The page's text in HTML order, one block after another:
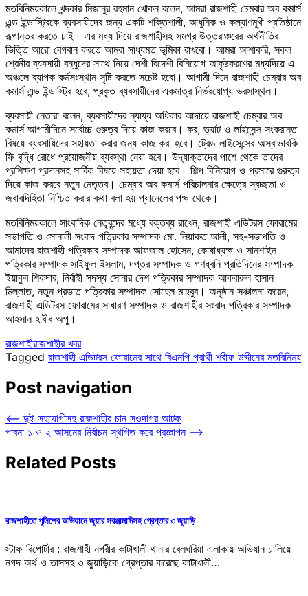
মতবিনিময়কালে খন্দকার মিজানুর রহমান খোকন বলেন, আমরা রাজশাহী চেম্বার অব কমার্স
এন্ড ইন্ডাস্ট্রিকে ব্যবসায়ীদের জন্য একটি শক্তিশালী, আধুনিক ও কল্যাণমূখী প্রতিষ্ঠানে
রূপান্তর করতে চাই। এর মধ্য দিয়ে রাজশাহীসহ সমগ্র উত্তরাঞ্চরের অর্থনীতির
ভিত্তি আরো বেগবান করতে আমরা সাধ্যমত ভূমিকা রাখবো। আমরা আশাকরি, সকল
শ্রেনীর ব্যবসায়ী বন্ধুদের সাথে নিয়ে দেশী বিদেশী বিনিয়োগ আকৃষ্টকরণের মধ্যদিয়ে এ
অঞ্চলে ব্যাপক কর্মসংস্থান সৃষ্টি করতে সচেষ্ট হবো। আগামী দিনে রাজশাহী চেম্বার অব
কমার্স এন্ড ইন্ডাস্ট্রি হবে, প্রকৃত ব্যবসায়ীদের একমাত্র নির্ভরযোগ্য ভরসাস্থল।
ব্যবসায়ী নেতারা বলেন, ব্যবসায়ীদের ন্যায্য অধিকার আদায়ে রাজশাহী চেম্বার অব
কমার্স আগামীদিনে সর্বোচ্চ গুরুত্ব দিয়ে কাজ করবে। কর, ভ্যাট ও লাইসেন্স সংক্রান্ত
বিষয়ে ব্যবসায়িদের সহায়তা করার জন্য কাজ করা হবে। ট্রেড লাইসেন্সের অস্বাভাবকি
ফি বৃদ্ধি রোধে প্রয়োজনীয় ব্যবস্থা নেয়া হবে। উদ্যাক্তাদের পাশে থেকে তাদের
প্রশিক্ষণ প্রদানসহ সার্বিক বিষয়ে সহায়তা দেয়া হবে। শিল্প বিনিয়োগ ও প্রসারে গুরুত্ব
দিয়ে কাজ করবে নতুন নেতৃত্ব। চেম্বার অব কমার্স পরিচালনার ক্ষেত্রে স্বচ্ছতা ও
জবাবদিহিতা নিশ্চিত করার কথা বলা হয় প্যানেলের পক্ষ থেকে।
মতবিনিময়কালে সাংবাদিক নেতৃবৃন্দের মধ্যে বক্তব্য রাখেন, রাজশাহী এডিটরস ফোরামের
সভাপতি ও সোনালী সংবাদ পত্রিকার সম্পাদক মো. লিয়াকত আলী, সহ-সভাপতি ও
আমাদের রাজশাহী পত্রিকার সম্পাদক আফজাল হোসেন, কোষাধ্যক্ষ ও সানশাইন
পত্রিকার সম্পাদক সাইফুল ইসলাম, দপ্তর সম্পাদক ও গণধ্বনি প্রতিদিনের সম্পাদক
ইয়াকুব শিকদার, নির্বাহী সদস্য সোনার দেশ পত্রিকার সম্পাদক আকবারুল হাসান
মিল্লাত, নতুন প্রভাত পত্রিকার সম্পাদক সোহেল মাহবুব। অনুষ্ঠান সঞ্চালনা করেন,
রাজশাহী এডিটরস ফোরামের সাধারণ সম্পাদক ও রাজশাহীর সংবাদ পত্রিকার সম্পাদক
আহসান হাবীব অপু।
রাজশাহীরাজশাহীর খবর
Tagged রাজশাহী এডিটরস ফোরামের সাথে বিএনপি প্রার্থী শরীফ উদ্দীনের মতবিনিময়
Post navigation
⟵ দুই সহযোগীসহ রাজশাহীর চান সওদাগর আটক
পাবনা ১ ও ২ আসনের নির্বাচন স্থগিত করে প্রজ্ঞাপন ⟶
Related Posts
রাজশাহীতে পুলিশের অভিযানে জুয়ার সরঞ্জামাদিসহ গ্রেপ্তার ৩ জুয়াড়ি
স্টাফ রিপোর্টার : রাজশাহী নগরীর কাটাখালী থানার বেলঘরিয়া এলাকায় অভিযান চালিয়ে
নগদ অর্থ ও তাসসহ ৩ জুয়াড়িকে গ্রেপ্তার করেছে কাটাখালী…